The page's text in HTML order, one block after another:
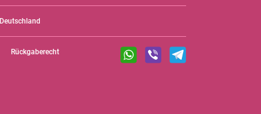
Deutschland
Rückgaberecht